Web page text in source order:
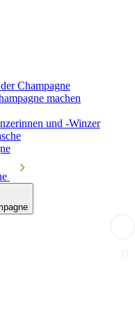
Champagne
machen
und -Winzer